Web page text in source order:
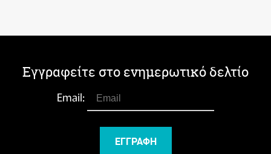
Εγγραφείτε στο ενημερωτικό δελτίο
Email: